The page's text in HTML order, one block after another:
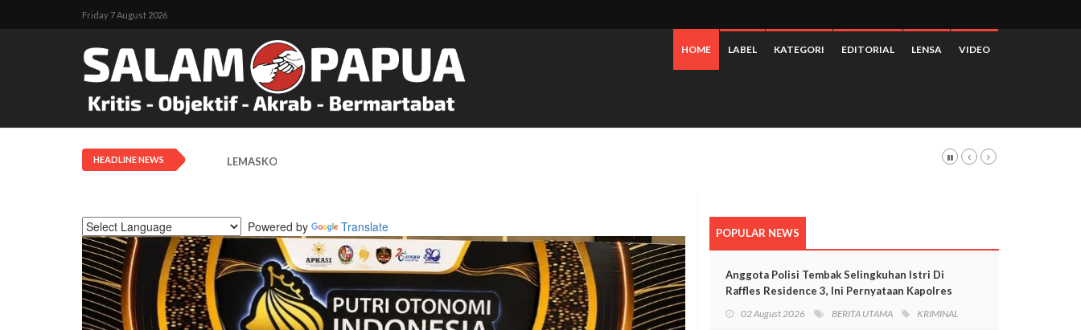
Friday 7 August 2026
HOME LABEL KATEGORI EDITORIAL LENSA VIDEO
HEADLINE NEWS LEMASKO: Pendangkalan Di Pesisir Mimika Bukan Semata Akibat Tailing Freeport
Powered by Translate POPULAR NEWS
Anggota Polisi Tembak Selingkuhan Istri Di
Raffles Residence 3, Ini Pernyataan Kapolres
02 August 2026 BERITA UTAMA KRIMINAL